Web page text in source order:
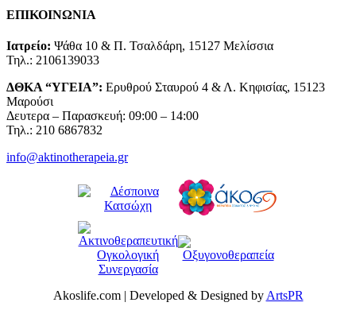
ΕΠΙΚΟΙΝΩΝΙΑ
Ιατρείο: Ψάθα 10 & Π. Τσαλδάρη, 15127 Μελίσσια
Τηλ.: 2106139033
ΔΘΚΑ “ΥΓΕΙΑ”: Ερυθρού Σταυρού 4 & Λ. Κηφισίας, 15123
Μαρούσι
Δευτερα – Παρασκευή: 09:00 – 14:00
Τηλ.: 210 6867832
info@aktinotherapeia.gr
Akoslife.com | Developed & Designed by ArtsPR